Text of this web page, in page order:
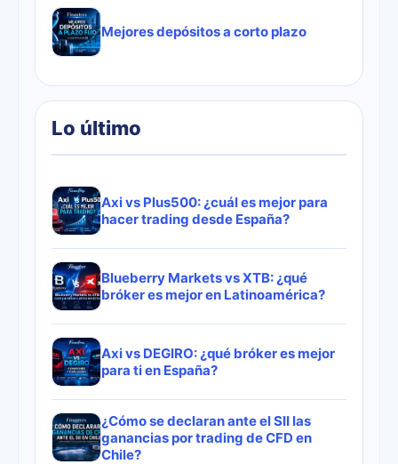
Mejores depósitos a corto plazo
Lo último
Axi vs Plus500: ¿cuál es mejor para
hacer trading desde España?
Blueberry Markets vs XTB: ¿qué
bróker es mejor en Latinoamérica?
Axi vs DEGIRO: ¿qué bróker es mejor
para ti en España?
¿Cómo se declaran ante el SII las
ganancias por trading de CFD en
Chile?